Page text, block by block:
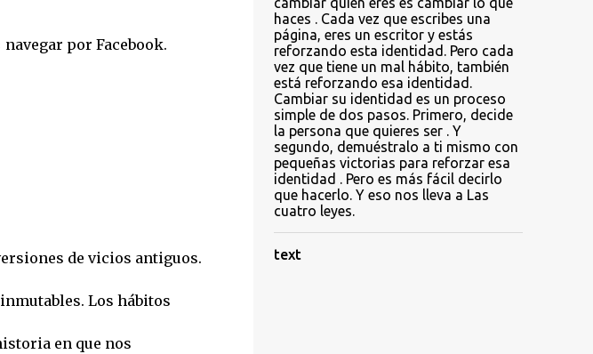
por Facebook.
de vicios antiguos.
Los hábitos
en que nos
haces . Cada vez que escribes una
página, eres un escritor y estás
reforzando esta identidad. Pero cada
vez que tiene un mal hábito, también
está reforzando esa identidad.
Cambiar su identidad es un proceso
simple de dos pasos. Primero, decide
la persona que quieres ser . Y
segundo, demuéstralo a ti mismo con
pequeñas victorias para reforzar esa
identidad . Pero es más fácil decirlo
que hacerlo. Y eso nos lleva a Las
cuatro leyes.
text